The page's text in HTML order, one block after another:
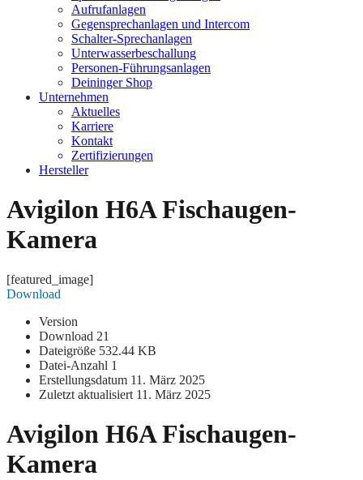
Aufrufanlagen
Gegensprechanlagen und Intercom
Schalter-Sprechanlagen
Unterwasserbeschallung
Personen-Führungsanlagen
Deininger Shop
Unternehmen
Aktuelles
Karriere
Kontakt
Zertifizierungen
Hersteller
Avigilon H6A Fischaugen-
Kamera
[featured_image]
Download
Version
Download 21
Dateigröße 532.44 KB
Datei-Anzahl 1
Erstellungsdatum 11. März 2025
Zuletzt aktualisiert 11. März 2025
Avigilon H6A Fischaugen-
Kamera